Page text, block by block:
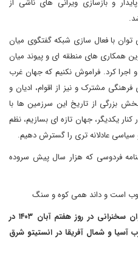
و بازسازی ویرانی های ناشی از
با فعال سازی شبکه گفتگوی میان
همکاری های منطقه ای و پیوند میان
کرد. فراموش نکنیم که جهان غرب
مشترک و نیز از اقوام، ادیان و
بزرگی از تاریخ این سرزمین ها با
یکدیگر، جهان تازه ای بسازیم، نظم
سیاسی عادلانه تری را گسترش دهیم.
فردوسی که هزار سال پیش سروده
است و داند همی کوه و سنگ
نسخه انگلیسی این یادداشت به عنوان سخنرانی در روز هفتم آبان ۱۴۰۳ در
و شمال آفریقا در انستیتو شرق